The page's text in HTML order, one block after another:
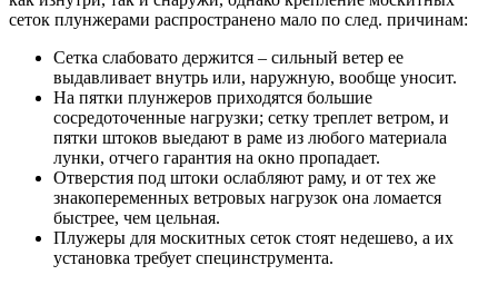
сеток плунжерами распространено мало по след. причинам:
Сетка слабовато держится – сильный ветер ее
выдавливает внутрь или, наружную, вообще уносит.
На пятки плунжеров приходятся большие
сосредоточенные нагрузки; сетку треплет ветром, и
пятки штоков выедают в раме из любого материала
лунки, отчего гарантия на окно пропадает.
Отверстия под штоки ослабляют раму, и от тех же
знакопеременных ветровых нагрузок она ломается
быстрее, чем цельная.
Плужеры для москитных сеток стоят недешево, а их
установка требует специнструмента.